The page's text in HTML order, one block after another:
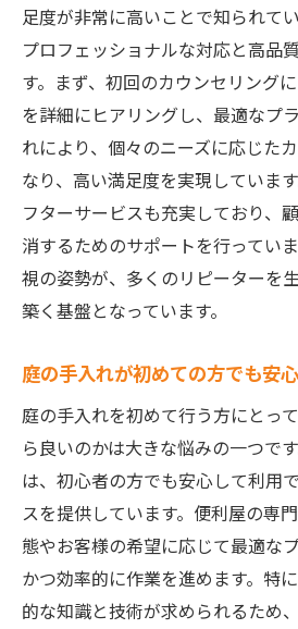
足度が非常に高いことで知られて
プロフェッショナルな対応と高品
す。まず、初回のカウンセリング
を詳細にヒアリングし、最適なプ
れにより、個々のニーズに応じた
なり、高い満足度を実現していま
フターサービスも充実しており、
消するためのサポートを行ってい
視の姿勢が、多くのリピーターを
築く基盤となっています。
庭の手入れが初めての方でも安心
庭の手入れを初めて行う方にとっ
ら良いのかは大きな悩みの一つで
は、初心者の方でも安心して利用
スを提供しています。便利屋の専
態やお客様の希望に応じて最適な
かつ効率的に作業を進めます。特
的な知識と技術が求められるため